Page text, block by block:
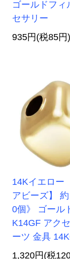
ゴールドフィ
セサリー
935円(税85円)
14Kイエロー
アビーズ】
0個》 ゴール
K14GF アク
ーツ 金具
1,320円(税